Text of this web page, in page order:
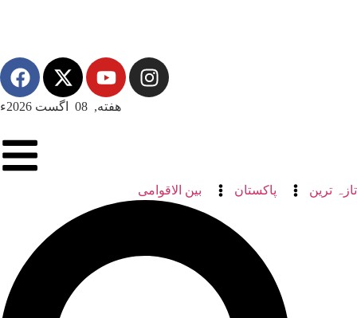
هفته, 08 اگست 2026ء
بین الاقوامی پاکستان تازہ ترین